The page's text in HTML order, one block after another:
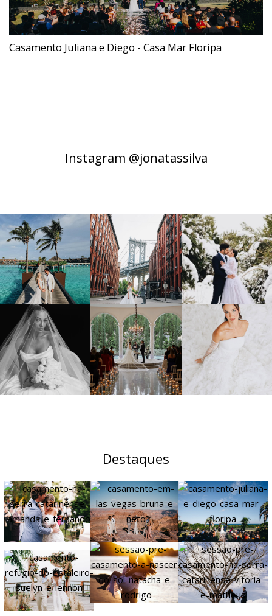
Casamento Juliana e Diego - Casa Mar Floripa
Instagram @jonatassilva
Destaques